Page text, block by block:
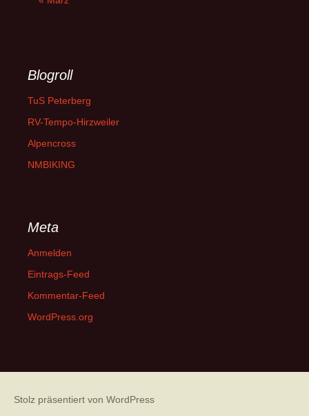
Blogroll
TuS Peterberg
RV-Tempo-Hirzweiler
Alpencross
NMBIKING
Meta
Anmelden
Eintrags-Feed
Kommentar-Feed
WordPress.org
Stolz präsentiert von WordPress